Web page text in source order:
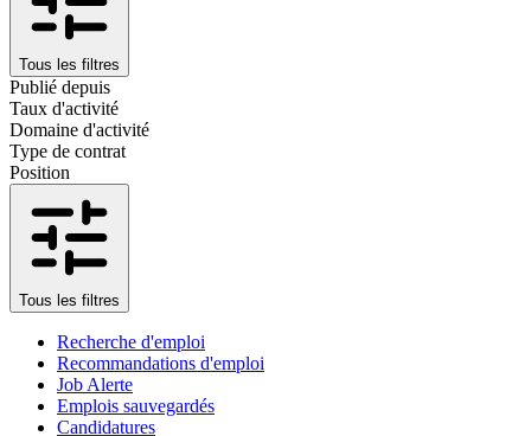
Tous les filtres
Publié depuis
Taux d'activité
Domaine d'activité
Type de contrat
Position
Tous les filtres
Recherche d'emploi
Recommandations d'emploi
Job Alerte
Emplois sauvegardés
Candidatures